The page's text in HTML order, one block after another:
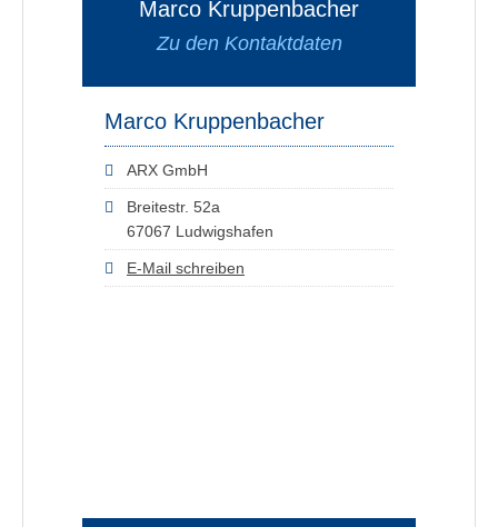
Marco Kruppenbacher
Zu den Kontaktdaten
Marco Kruppenbacher
ARX GmbH
Breitestr. 52a
67067 Ludwigshafen
E-Mail schreiben